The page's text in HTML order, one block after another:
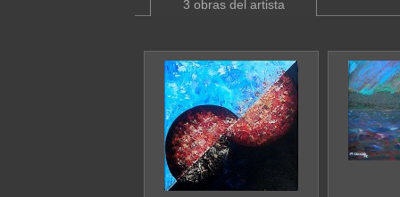
3 obras del artista